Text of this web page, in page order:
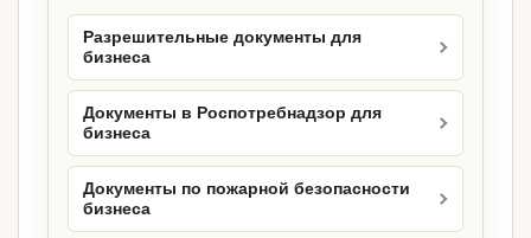
Разрешительные документы для
бизнеса
Документы в Роспотребнадзор для
бизнеса
Документы по пожарной безопасности
бизнеса